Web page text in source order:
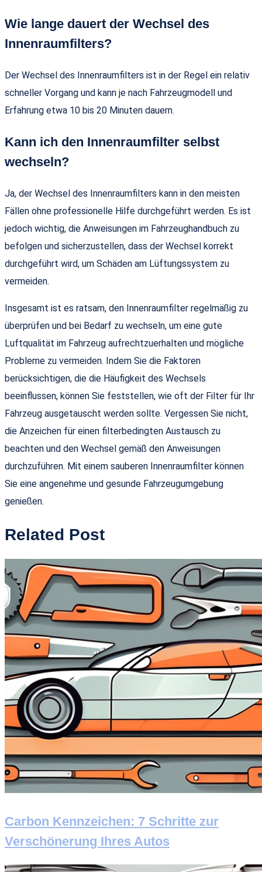
Wie lange dauert der Wechsel des
Innenraumfilters?
Der Wechsel des Innenraumfilters ist in der Regel ein relativ
schneller Vorgang und kann je nach Fahrzeugmodell und
Erfahrung etwa 10 bis 20 Minuten dauern.
Kann ich den Innenraumfilter selbst
wechseln?
Ja, der Wechsel des Innenraumfilters kann in den meisten
Fällen ohne professionelle Hilfe durchgeführt werden. Es ist
jedoch wichtig, die Anweisungen im Fahrzeughandbuch zu
befolgen und sicherzustellen, dass der Wechsel korrekt
durchgeführt wird, um Schäden am Lüftungssystem zu
vermeiden.
Insgesamt ist es ratsam, den Innenraumfilter regelmäßig zu
überprüfen und bei Bedarf zu wechseln, um eine gute
Luftqualität im Fahrzeug aufrechtzuerhalten und mögliche
Probleme zu vermeiden. Indem Sie die Faktoren
berücksichtigen, die die Häufigkeit des Wechsels
beeinflussen, können Sie feststellen, wie oft der Filter für Ihr
Fahrzeug ausgetauscht werden sollte. Vergessen Sie nicht,
die Anzeichen für einen filterbedingten Austausch zu
beachten und den Wechsel gemäß den Anweisungen
durchzuführen. Mit einem sauberen Innenraumfilter können
Sie eine angenehme und gesunde Fahrzeugumgebung
genießen.
Related Post
Carbon Kennzeichen: 7 Schritte zur
Verschönerung Ihres Autos